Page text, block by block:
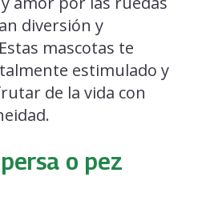
diversión y
mascotas te
estimulado y
de la vida con
o pez